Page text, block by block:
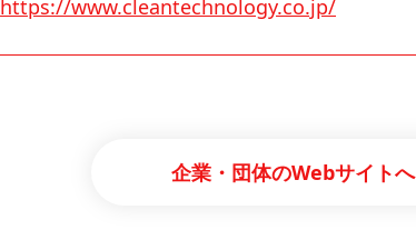
https://www.cleantechnology.co.jp/
企業・団体のWebサイトへ